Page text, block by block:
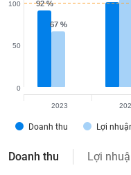
92 %
92 %
67 %
67 %
Doanh thu Lợi
0
50
100
2023
Doanh thu Lợi